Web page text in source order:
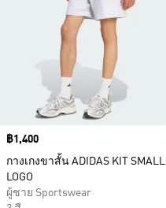
Price
฿1,400
กางเกงขาสั้น ADIDAS KIT SMALL
LOGO
ผู้ชาย Sportswear